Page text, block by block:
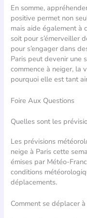
En somme,
positive permet non
mais aide également à
soit pour s’émerveiller
pour s’engager dans
Paris peut devenir une
commence à neiger, la
pourquoi elle est tant
Foire Aux Questions
Quelles sont les
Les prévisions
neige à Paris cette
émises par Météo-
conditions
déplacements.
Comment se déplacer